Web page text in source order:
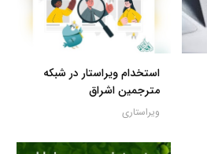
استخدام ویراستار در شبکه
مترجمین اشراق
ویراستاری